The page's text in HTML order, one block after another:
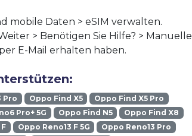
mobile Daten > eSIM verwalten.
> Benötigen Sie Hilfe? > Manuelle
E-Mail erhalten haben.
Pro Oppo Find X5
Oppo Find X5 Pro
Pro+ 5G Oppo Find N5
Oppo Find X8
Oppo Reno13 F 5G
Oppo Reno13 Pro